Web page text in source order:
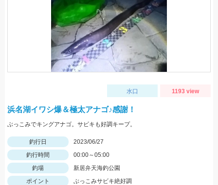
水口 1193 view
浜名湖イワシ爆＆極太アナゴ♪感謝！
ぶっこみでキングアナゴ。サビキも好調キープ。
釣行日
2023/06/27
釣行時間
00:00～05:00
釣場
新居弁天海釣公園
ポイント
ぶっこみサビキ絶好調